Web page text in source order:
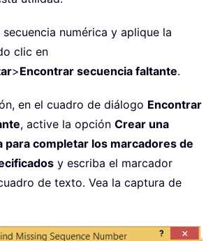
secuencia numérica y aplique la
clic en
>Encontrar secuencia faltante.
en el cuadro de diálogo Encontrar
, active la opción Crear una
para completar los marcadores de
y escriba el marcador
de texto. Vea la captura de